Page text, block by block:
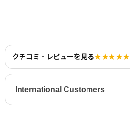
クチコミ・レビューを見る★★★★★
International Customers